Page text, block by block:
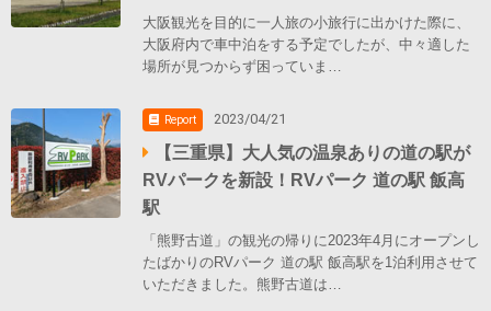
大阪観光を目的に一人旅の小旅行に出かけた際に、
大阪府内で車中泊をする予定でしたが、中々適した
場所が見つからず困っていま…
Report 2023/04/21
【三重県】大人気の温泉ありの道の駅が
RVパークを新設！RVパーク 道の駅 飯高
駅
「熊野古道」の観光の帰りに2023年4月にオープンし
たばかりのRVパーク 道の駅 飯高駅を1泊利用させて
いただきました。熊野古道は…